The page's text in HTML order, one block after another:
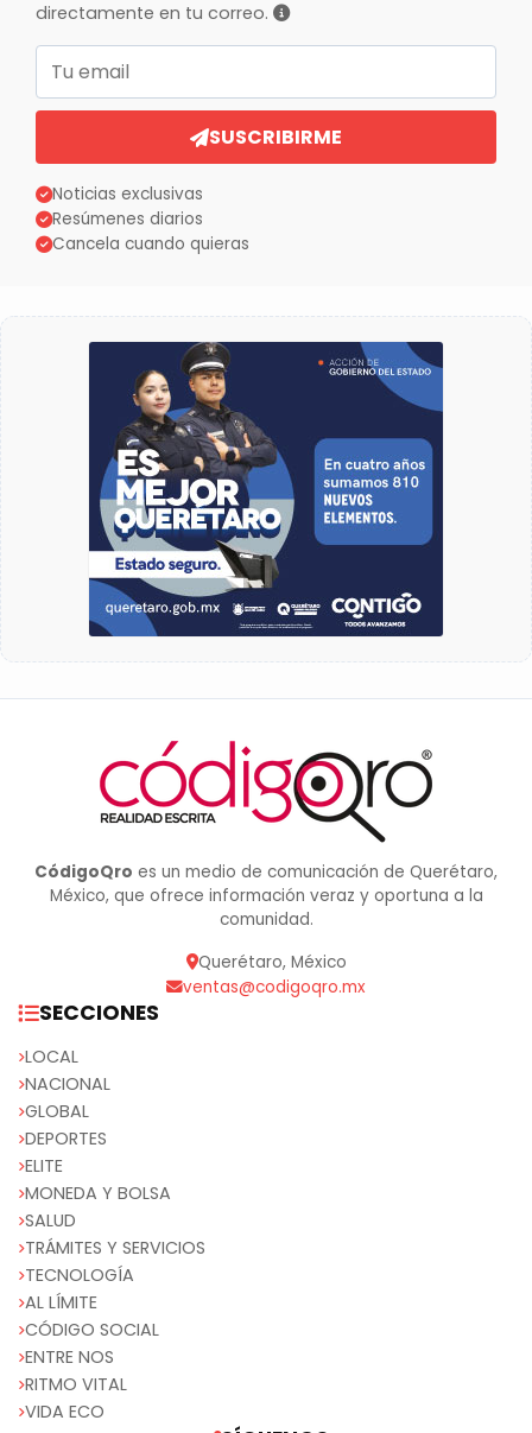
directamente en tu correo.
Correo electrónico
SUSCRIBIRME
Noticias exclusivas
Resúmenes diarios
Cancela cuando quieras
CódigoQro es un medio de comunicación de Querétaro,
México, que ofrece información veraz y oportuna a la
comunidad.
Querétaro, México
ventas@codigoqro.mx
SECCIONES
LOCAL
NACIONAL
GLOBAL
DEPORTES
ELITE
MONEDA Y BOLSA
SALUD
TRÁMITES Y SERVICIOS
TECNOLOGÍA
AL LÍMITE
CÓDIGO SOCIAL
ENTRE NOS
RITMO VITAL
VIDA ECO